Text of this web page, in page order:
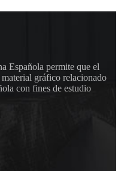
Española permite que el
gráfico relacionado
con fines de estudio